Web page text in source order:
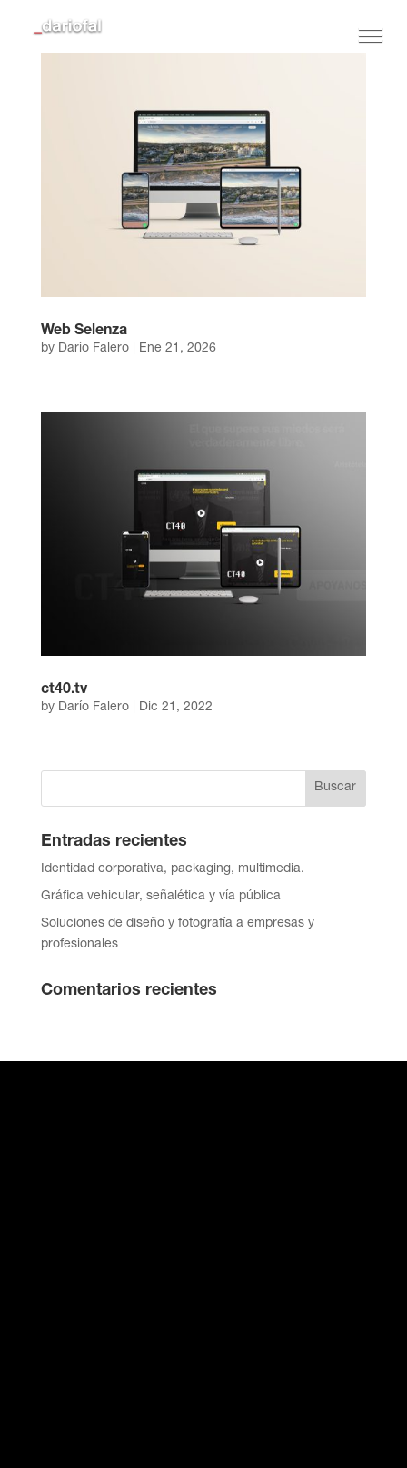
Web Selenza
by Darío Falero| Ene 21, 2026
ct40.tv
by Darío Falero| Dic 21, 2022
Entradas recientes
Identidad corporativa, packaging, multimedia.
Gráfica vehicular, señalética y vía pública
Soluciones de diseño y fotografía a empresas y
profesionales
Comentarios recientes